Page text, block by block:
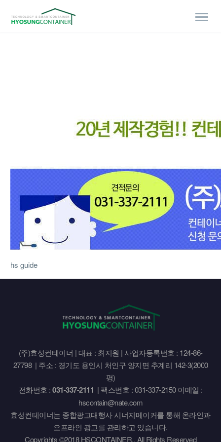
hs guide
(주)효성컨테이너 | 대표 : 최지원 | 사업자등록번호 : 124-86-
27798 | 주소 : 경기도 용인시 처인구 양지면 추계리 142-3(2000
평)
전화번호 :031-337-2111 | 팩스번호 : 031-337-2150 이메일 :
hscontain@nate.com
효성컨테이너는 종합광고대행사 시너지메이커를 통해 온라인과
오프라인 광고를 관리하고 있습니다.
Copyrights ©2018 HSCONTAINER., All Rights Reserved